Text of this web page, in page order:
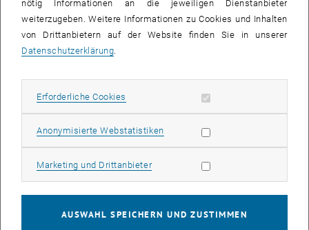
Websitevon Olaf Osten, öffnet eine externe URL in einem neuen
Veranstaltung Details
TU Wien Bibliothek
Resselgasse 4
Veranstalter
nötig Informationen an die jeweiligen Dienstanbieter
weiterzugeben. Weitere Informationen zu Cookies und Inhalten
von Drittanbietern auf der Website finden Sie in unserer
Datenschutzerklärung.
Erforderliche Cookies Erforderliche Cookies zulassen
Anonymisierte WebstatistikenStatistik Cookies zulassen
Marketing und DrittanbieterMarketing Cookies zulassen
AUSWAHL SPEICHERN UND ZUSTIMMEN